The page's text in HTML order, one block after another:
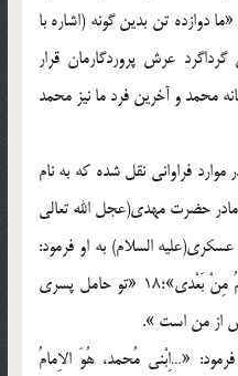
محمد وَاَوْسَطُنا مُحمد وآخِرنا مُحمدٌ»؛17 «ما دوازده تن بدين گونه (اشاره با
عرش پروردگارمان قرار
محمد و آخرين فرد ما نيز محمد
در موارد فراواني نقل شده كه به نام
حضرت مهدي(عجل الله تعالي
السلام) به او فرمود:
«سَتَحْمِلينَ ذَكَراً وَاِسْمُهُ محمد وَهُوَ القائِمُ مِنْ بَعْدي»؛18 «تو حامل پسري
از من است ».
«…اِبْني مُحمد، هُوَ الاِمامُ